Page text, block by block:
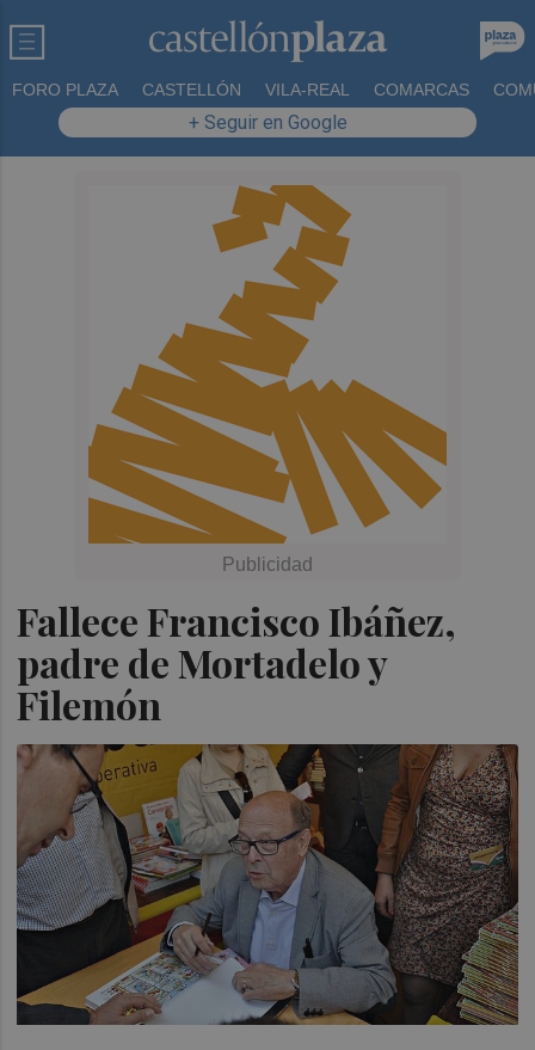
FORO PLAZA CASTELLÓN VILA-REAL COMARCAS
+ Seguir en Google
Fallece Francisco Ibáñez,
padre de Mortadelo y
Filemón